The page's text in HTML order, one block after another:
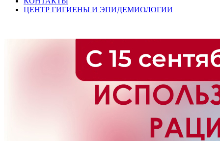
ЦЕНТР ГИГИЕНЫ И ЭПИДЕМИОЛОГИИ